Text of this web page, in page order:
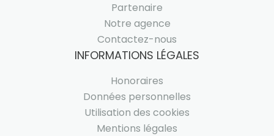
Partenaire
Notre agence
Contactez-nous
INFORMATIONS LÉGALES
Honoraires
Données personnelles
Utilisation des cookies
Mentions légales